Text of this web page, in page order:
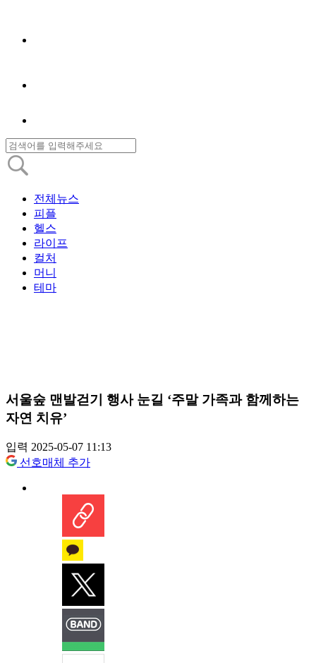
전체뉴스
피플
헬스
라이프
컬처
머니
테마
서울숲 맨발걷기 행사 눈길 ‘주말 가족과 함께하는
자연 치유’
입력 2025-05-07 11:13
선호매체 추가